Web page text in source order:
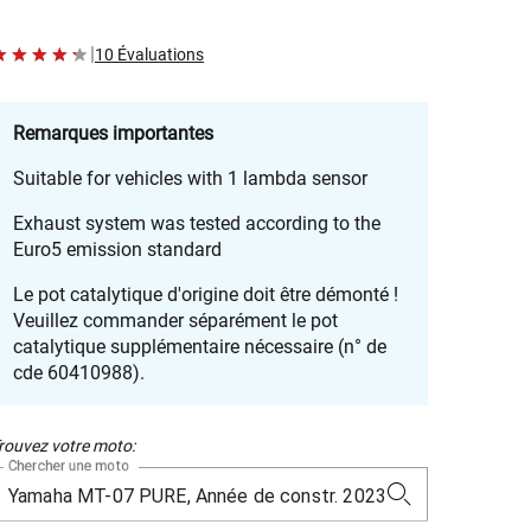
|10 Évaluations
Remarques importantes
Suitable for vehicles with 1 lambda sensor
Exhaust system was tested according to the
Euro5 emission standard
Le pot catalytique d'origine doit être démonté !
Veuillez commander séparément le pot
catalytique supplémentaire nécessaire (n° de
cde 60410988).
votre moto:
Chercher une moto